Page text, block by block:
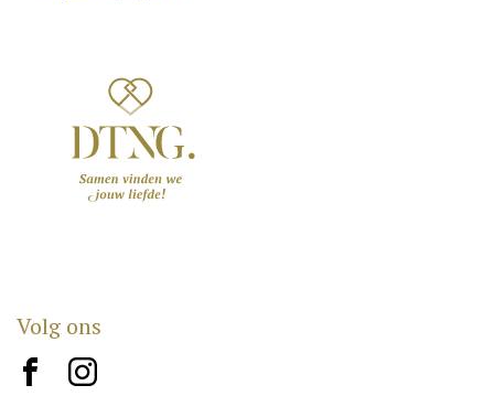
Volg ons
brand10 brand12